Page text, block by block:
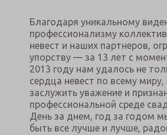
Благодаря уникальному
профессионализму
невест и наших партнеров,
упорству — за 13 лет с
2013 году нам удалось не
сердца невест по всему
заслужить уважение и
профессиональной среде
День за днем, год за годом
быть все лучше и лучше,